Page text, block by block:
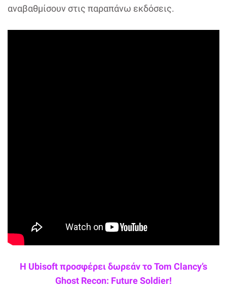
αναβαθμίσουν στις παραπάνω εκδόσεις.
Η Ubisoft προσφέρει δωρεάν το Tom Clancy’s
Ghost Recon: Future Soldier!